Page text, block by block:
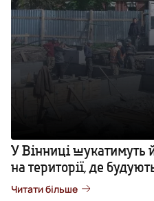
У Вінниці шукатимуть
на території, де
Читати більше